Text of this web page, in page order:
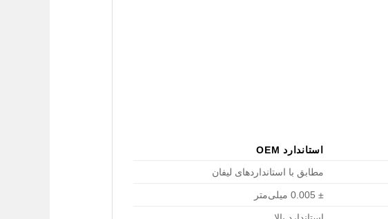
استاندارد OEM
مطابق با استانداردهای لیفان
± 0.005 میلی‌متر